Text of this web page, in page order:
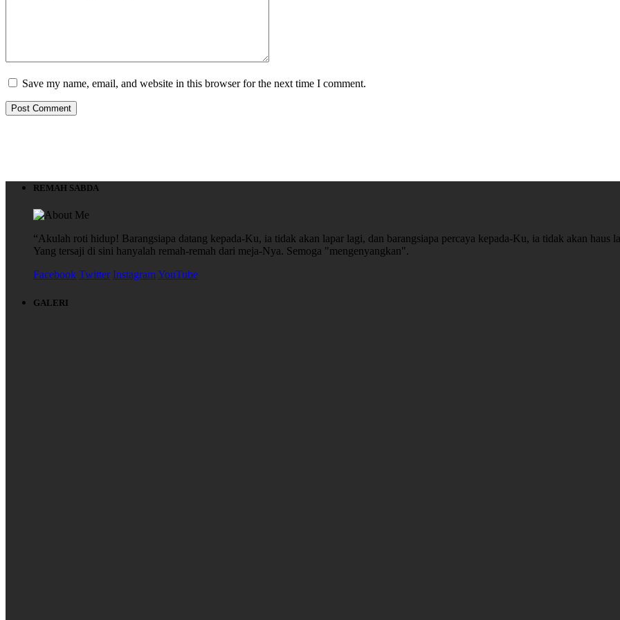
Save my name, email, and website in this browser for the next time I comment.
REMAH SABDA
“Akulah roti hidup! Barangsiapa datang kepada-Ku, ia tidak akan lapar lagi, dan barangsiapa percaya kepada-Ku, ia tidak akan haus
Yang tersaji di sini hanyalah remah-remah dari meja-Nya. Semoga "mengenyangkan".
Facebook Twitter InstagramYouTube
GALERI